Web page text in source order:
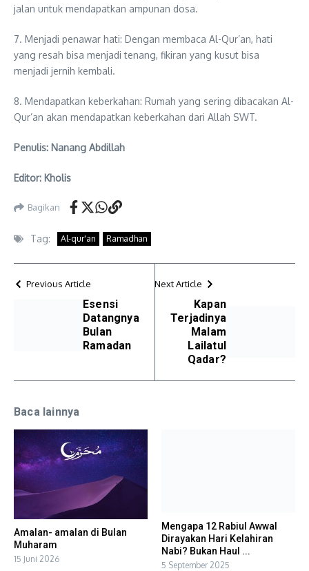
jalan untuk mendapatkan ampunan dosa.
7. Menjadi penawar hati: Dengan membaca Al-Qur’an, hati
yang resah bisa menjadi tenang, fikiran yang kusut bisa
menjadi jernih kembali.
8. Mendapatkan keberkahan: Rumah yang sering dibacakan Al-
Qur’an akan mendapatkan keberkahan dari Allah SWT.
Penulis: Nanang Abdillah
Editor: Kholis
Bagikan
Tag: Al-qur'an Ramadhan
Previous Article
Esensi
Datangnya
Bulan
Ramadan
Next Article
Kapan
Terjadinya
Malam
Lailatul
Qadar?
Baca lainnya
Amalan- amalan di Bulan
Muharam
15 Juni 2026
Mengapa 12 Rabiul Awwal
Dirayakan Hari Kelahiran
Nabi? Bukan Haul ...
5 September 2025